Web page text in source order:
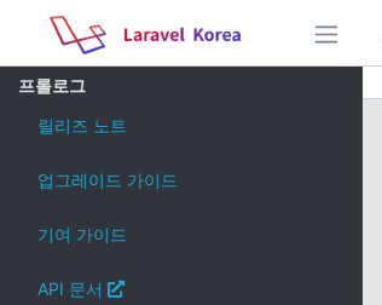
프롤로그
릴리즈 노트
업그레이드 가이드
기여 가이드
API 문서